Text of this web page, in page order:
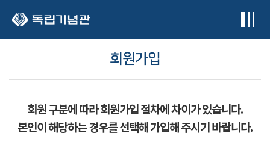
회원가입
회원 구분에 따라 회원가입 절차에 차이가 있습니다.
본인이 해당하는 경우를 선택해 가입해 주시기 바랍니다.